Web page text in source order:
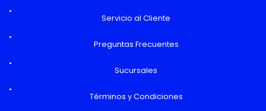
Servicio al Cliente
Preguntas Frecuentes
Sucursales
Términos y Condiciones